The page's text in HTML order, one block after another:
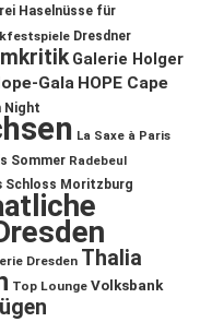
Haselnüsse für
Dresdner
Galerie Holger
Gala HOPE Cape
Night
La Saxe à Paris
Sommer Radebeul
Schloss Moritzburg
Dresden Thalia
Top Lounge Volksbank